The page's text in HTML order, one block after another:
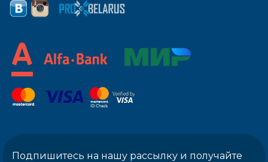
Подпишитесь на нашу рассылку и получайте